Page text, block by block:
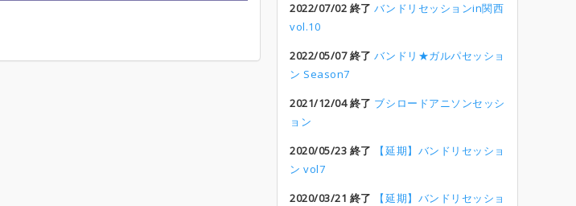
2022/07/02 終了 バンドリセッションin関西
vol.10
2022/05/07 終了 バンドリ★ガルパセッショ
ン Season7
2021/12/04 終了 ブシロードアニソンセッシ
ョン
2020/05/23 終了
【延期】バンドリセッショ
ン vol7
2020/03/21 終了
【延期】バンドリセッショ